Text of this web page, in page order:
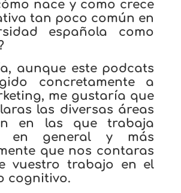
nace y como crece
tan poco común en
española como
aunque este podcats
concretamente a
me gustaría que
las diversas áreas
en las que trabaja
en general y más
que nos contaras
vuestro trabajo en el
cognitivo.